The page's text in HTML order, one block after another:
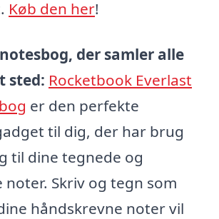
Køb den her!
der samler alle
sted: Rocketbook Everlast
er den perfekte
til dig, der har brug
til dine tegnede og
noter. Skriv og tegn som
håndskrevne noter vil